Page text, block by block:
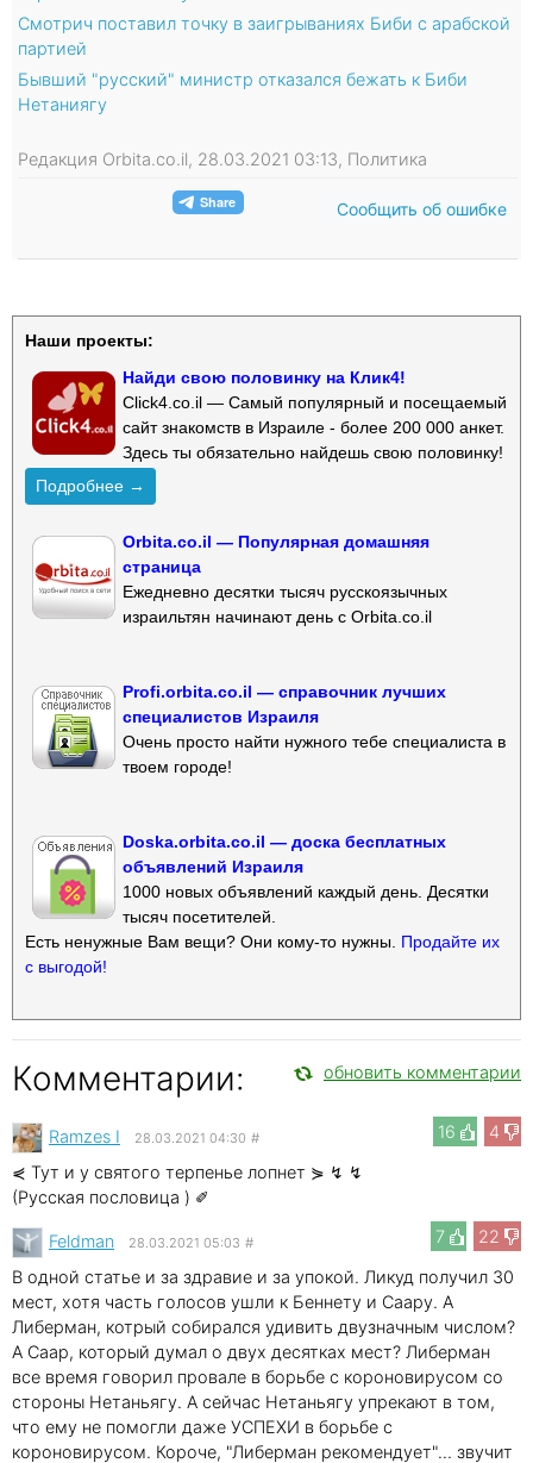
Смотрич поставил точку в заигрываниях Биби с арабской
партией
Бывший "русский" министр отказался бежать к Биби
Нетаниягу
Редакция Orbita.co.il, 28.03.2021 03:13, Политика
Сообщить об ошибке
Наши проекты:
Найди свою половинку на Клик4!
Click4.co.il — Самый популярный и посещаемый
сайт знакомств в Израиле - более 200 000 анкет.
Здесь ты обязательно найдешь свою половинку!
Подробнее →
Orbita.co.il — Популярная домашняя
страница
Ежедневно десятки тысяч русскоязычных
израильтян начинают день с Orbita.co.il
Profi.orbita.co.il — справочник лучших
специалистов Израиля
Очень просто найти нужного тебе специалиста в
твоем городе!
Doska.orbita.co.il — доска бесплатных
объявлений Израиля
1000 новых объявлений каждый день. Десятки
тысяч посетителей.
Есть ненужные Вам вещи? Они кому-то нужны. Продайте их
с выгодой!
Комментарии: обновить комментарии
16 4
Ramzes I 28.03.2021 04:30 #
⋞ Тут и у святого терпенье лопнет ⋟ ↯ ↯
(Русская пословица ) ✐
7
22
Feldman 28.03.2021 05:03 #
В одной статье и за здравие и за упокой. Ликуд получил 30
мест, хотя часть голосов ушли к Беннету и Саару. А
Либерман, котрый собирался удивить двузначным числом?
А Саар, который думал о двух десятках мест? Либерман
все время говорил провале в борьбе с короновирусом со
стороны Нетаньягу. А сейчас Нетаньягу упрекают в том,
что ему не помогли даже УСПЕХИ в борьбе с
короновирусом. Короче, "Либерман рекомендует"... звучит